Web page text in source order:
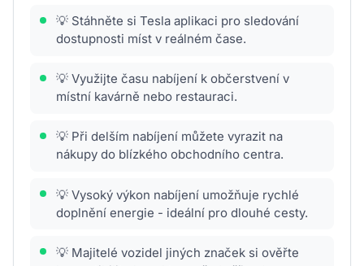
💡 Stáhněte si Tesla aplikaci pro sledování
dostupnosti míst v reálném čase.
💡 Využijte času nabíjení k občerstvení v
místní kavárně nebo restauraci.
💡 Při delším nabíjení můžete vyrazit na
nákupy do blízkého obchodního centra.
💡 Vysoký výkon nabíjení umožňuje rychlé
doplnění energie - ideální pro dlouhé cesty.
💡 Majitelé vozidel jiných značek si ověřte